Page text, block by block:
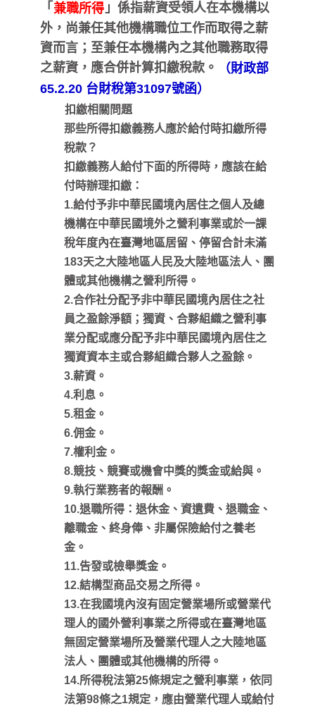
「 兼職所得 」係指薪資受領人在本機構以
外，尚兼任其他機構職位工作而取得之薪
資而言；至兼任本機構內之其他職務取得
之薪資，應合併計算扣繳稅款。
（財政部
65.2.20 台財稅第31097號函）
扣繳相關問題
那些所得扣繳義務人應於給付時扣繳所得
稅款？
扣繳義務人給付下面的所得時，應該在給
付時辦理扣繳：
1.給付予非中華民國境內居住之個人及總
機構在中華民國境外之營利事業或於一課
稅年度內在臺灣地區居留、停留合計未滿
183天之大陸地區人民及大陸地區法人、團
體或其他機構之營利所得。
2.合作社分配予非中華民國境內居住之社
員之盈餘淨額；獨資、合夥組織之營利事
業分配或應分配予非中華民國境內居住之
獨資資本主或合夥組織合夥人之盈餘。
3.薪資。
4.利息。
5.租金。
6.佣金。
7.權利金。
8.競技、競賽或機會中獎的獎金或給與。
9.執行業務者的報酬。
10.退職所得：退休金、資遺費、退職金、
離職金、終身俸、非屬保險給付之養老
金。
11.告發或檢舉獎金。
12.結構型商品交易之所得。
13.在我國境內沒有固定營業場所或營業代
理人的國外營利事業之所得或在臺灣地區
無固定營業場所及營業代理人之大陸地區
法人、團體或其他機構的所得。
14.所得稅法第25條規定之營利事業，依同
法第98條之1規定，應由營業代理人或給付